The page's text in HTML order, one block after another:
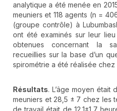
analytique a été menée en
meuniers et 118 agents (n =
(groupe contrôle) à
ont été examinés sur leur
obtenues concernant la
recueillies sur la base d’un
spirométrie a été réalisée chez
Résultats. L’âge moyen était
meuniers et 28,5 ± 7 chez les